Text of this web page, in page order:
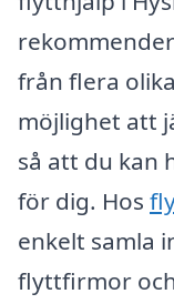
från flera
möjlighet att
så att du kan
för dig. Hos
enkelt samla
flyttfirmor